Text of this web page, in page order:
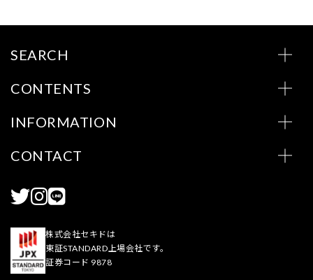
SEARCH
CONTENTS
INFORMATION
CONTACT
株式会社セキドは
東証STANDARD上場会社です。
証券コード 9878